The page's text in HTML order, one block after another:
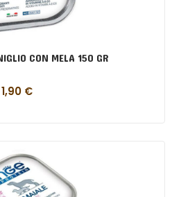
CON MELA 150 GR
1,90 €